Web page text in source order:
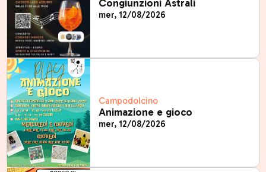
Congiunzioni Astrali
mer, 12/08/2026
Campodolcino
Animazione e gioco
mer, 12/08/2026